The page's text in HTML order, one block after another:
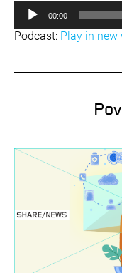
Прегледач
звучних
записа
00:00
Podcast: Play in new